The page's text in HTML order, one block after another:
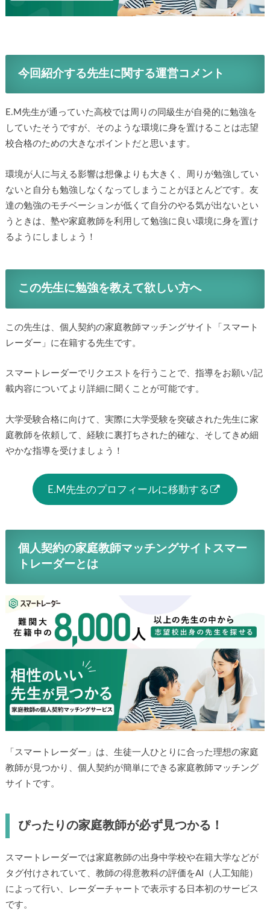
今回紹介する先生に関する運営コメント
E.M先生が通っていた高校では周りの同級生が自発的に勉強を
していたそうですが、そのような環境に身を置けることは志望
校合格のための大きなポイントだと思います。
環境が人に与える影響は想像よりも大きく、周りが勉強してい
ないと自分も勉強しなくなってしまうことがほとんどです。友
達の勉強のモチベーションが低くて自分のやる気が出ないとい
うときは、塾や家庭教師を利用して勉強に良い環境に身を置け
るようにしましょう！
この先生に勉強を教えて欲しい方へ
この先生は、個人契約の家庭教師マッチングサイト「スマート
レーダー」に在籍する先生です。
スマートレーダーでリクエストを行うことで、指導をお願い/記
載内容についてより詳細に聞くことが可能です。
大学受験合格に向けて、実際に大学受験を突破された先生に家
庭教師を依頼して、経験に裏打ちされた的確な、そしてきめ細
やかな指導を受けましょう！
E.M先生のプロフィールに移動する
個人契約の家庭教師マッチングサイトスマー
トレーダーとは
「スマートレーダー」は、生徒一人ひとりに合った理想の家庭
教師が見つかり、個人契約が簡単にできる家庭教師マッチング
サイトです。
ぴったりの家庭教師が必ず見つかる！
スマートレーダーでは家庭教師の出身中学校や在籍大学などが
タグ付けされていて、教師の得意教科の評価をAI（人工知能）
によって行い、レーダーチャートで表示する日本初のサービス
です。